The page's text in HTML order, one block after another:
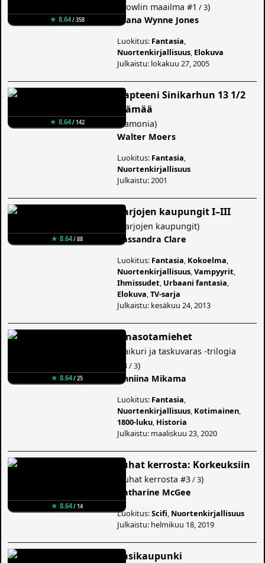
★ 8.64/ 358
Howlin maailma #1 / 3)
Diana Wynne Jones
Luokitus: Fantasia
Nuortenkirjallisuus Elokuva
Julkaistu: lokakuu 27, 2005
★ 8.64/ 142
Kapteeni Sinikarhun 13 1/2
elämää
Zamonia)
Walter Moers
Luokitus: Fantasia
Nuortenkirjallisuus
Julkaistu: 2001
★ 8.64/ 88
Varjojen kaupungit I–III
Varjojen kaupungit)
Cassandra Clare
Luokitus: Fantasia Kokoelma
Nuortenkirjallisuus ,Vampyyrit
Ihmissudet Urbaani fantasia
Elokuva ,TV-sarja
Julkaistu: kesäkuu 24, 2013
★ 8.64/ 25
Tinasotamiehet
Taikuri ja taskuvaras -trilogia
#3/ 3)
Anniina Mikama
Luokitus: Fantasia
Nuortenkirjallisuus Kotimainen
1800-luku Historia
Julkaistu: maaliskuu 23, 2020
★ 8.64/ 14
Tuhat kerrosta: Korkeuksiin
Tuhat kerrosta #3/ 3)
Katharine McGee
Luokitus:Scifi Nuortenkirjallisuus
Julkaistu: helmikuu 18, 2019
Lasikaupunki